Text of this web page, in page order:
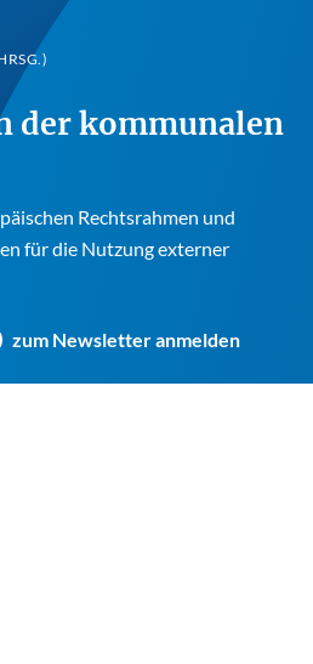
der kommunalen
Rechtsrahmen und
für die Nutzung externer
zum Newsletter anmelden